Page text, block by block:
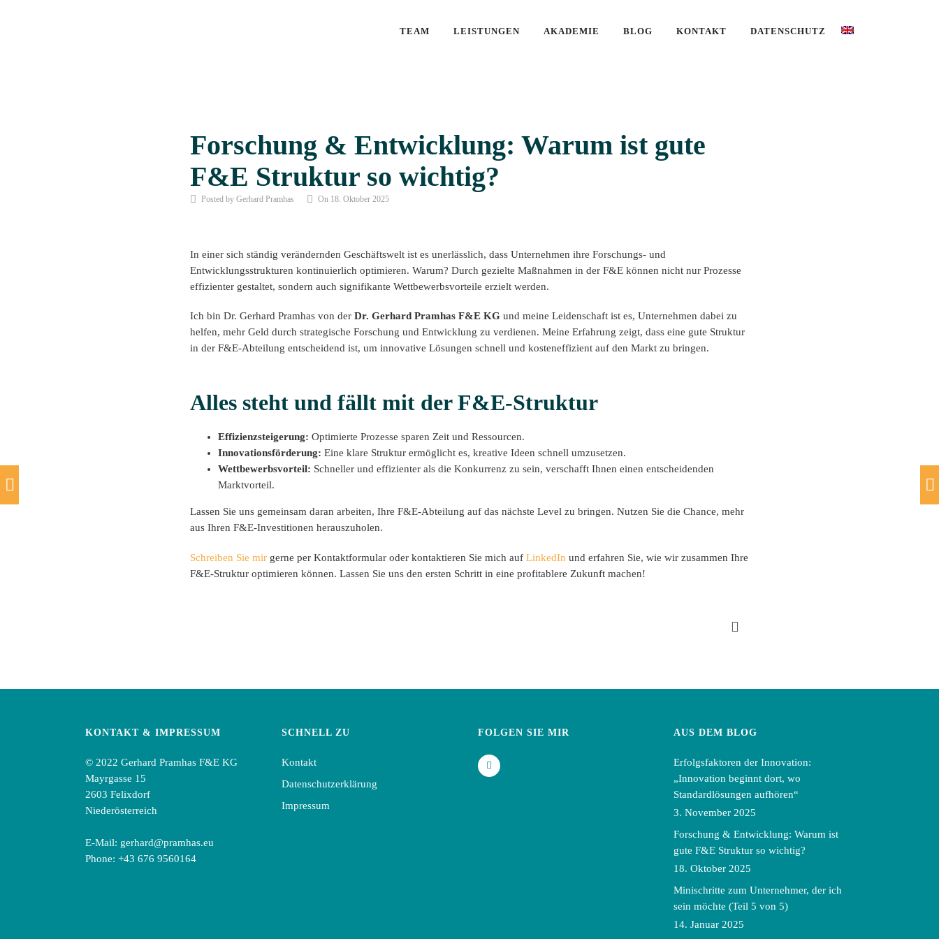
TEAM LEISTUNGEN AKADEMIE BLOG KONTAKT DATENSCHUTZ
Forschung & Entwicklung: Warum ist gute
F&E Struktur so wichtig?
Posted by Gerhard Pramhas On 18. Oktober 2025
In einer sich ständig verändernden Geschäftswelt ist es unerlässlich, dass Unternehmen ihre Forschungs- und
Entwicklungsstrukturen kontinuierlich optimieren. Warum? Durch gezielte Maßnahmen in der F&E können nicht nur Prozesse
effizienter gestaltet, sondern auch signifikante Wettbewerbsvorteile erzielt werden.
Ich bin Dr. Gerhard Pramhas von der Dr. Gerhard Pramhas F&E KG und meine Leidenschaft ist es, Unternehmen dabei zu
helfen, mehr Geld durch strategische Forschung und Entwicklung zu verdienen. Meine Erfahrung zeigt, dass eine gute Struktur
in der F&E-Abteilung entscheidend ist, um innovative Lösungen schnell und kosteneffizient auf den Markt zu bringen.
Alles steht und fällt mit der F&E-Struktur
Effizienzsteigerung: Optimierte Prozesse sparen Zeit und Ressourcen.
Innovationsförderung: Eine klare Struktur ermöglicht es, kreative Ideen schnell umzusetzen.
Wettbewerbsvorteil: Schneller und effizienter als die Konkurrenz zu sein, verschafft Ihnen einen entscheidenden
Marktvorteil.
Lassen Sie uns gemeinsam daran arbeiten, Ihre F&E-Abteilung auf das nächste Level zu bringen. Nutzen Sie die Chance, mehr
aus Ihren F&E-Investitionen herauszuholen.
Schreiben Sie mir gerne per Kontaktformular oder kontaktieren Sie mich auf LinkedIn und erfahren Sie, wie wir zusammen Ihre
F&E-Struktur optimieren können. Lassen Sie uns den ersten Schritt in eine profitablere Zukunft machen!
KONTAKT & IMPRESSUM
© 2022 Gerhard Pramhas F&E KG
Mayrgasse 15
2603 Felixdorf
Niederösterreich
E-Mail: gerhard@pramhas.eu
Phone: +43 676 9560164
SCHNELL ZU
Kontakt
Datenschutzerklärung
Impressum
FOLGEN SIE MIR AUS DEM BLOG
Erfolgsfaktoren der Innovation:
„Innovation beginnt dort, wo
Standardlösungen aufhören“
3. November 2025
Forschung & Entwicklung: Warum ist
gute F&E Struktur so wichtig?
18. Oktober 2025
Minischritte zum Unternehmer, der ich
sein möchte (Teil 5 von 5)
14. Januar 2025